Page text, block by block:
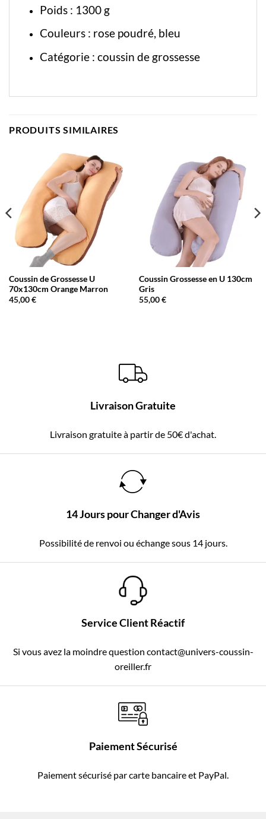
Poids : 1300 g
Couleurs : rose poudré, bleu
Catégorie : coussin de grossesse
PRODUITS SIMILAIRES
Coussin de Grossesse U
70x130cm Orange Marron
45,00€
Coussin Grossesse en U 130cm
Gris
55,00€
Livraison Gratuite
Livraison gratuite à partir de 50€ d'achat.
14 Jours pour Changer d'Avis
Possibilité de renvoi ou échange sous 14 jours.
Service Client Réactif
Si vous avez la moindre question contact@univers-coussin-
oreiller.fr
Paiement Sécurisé
Paiement sécurisé par carte bancaire et PayPal.